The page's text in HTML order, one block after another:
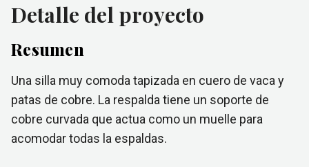
Detalle del proyecto
Resumen
Una silla muy comoda tapizada en cuero de vaca y
patas de cobre. La respalda tiene un soporte de
cobre curvada que actua como un muelle para
acomodar todas la espaldas.